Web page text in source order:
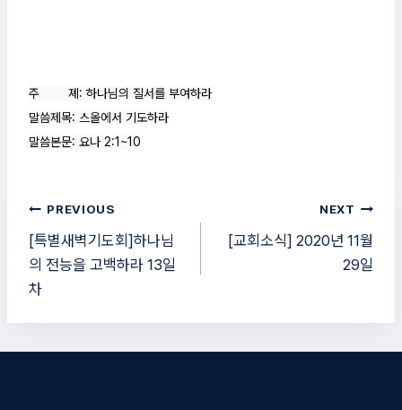
주        졔: 하나님의 질서를 부여하라
말씀제목: 스올에서 기도하라
말씀본문: 요나 2:1~10
글
탐
색
PREVIOUS
[특별새벽기도회]하나님
의 전능을 고백하라 13일
차
NEXT
[교회소식] 2020년 11월
29일